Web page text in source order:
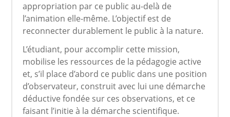
appropriation par ce public au-delà de
l’animation elle-même. L’objectif est de
reconnecter durablement le public à la nature.
L’étudiant, pour accomplir cette mission,
mobilise les ressources de la pédagogie active
et, s’il place d’abord ce public dans une position
d’observateur, construit avec lui une démarche
déductive fondée sur ces observations, et ce
faisant l’initie à la démarche scientifique.